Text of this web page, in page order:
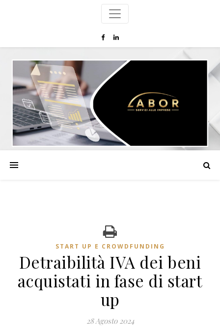
START UP E CROWDFUNDING
Detraibilità IVA dei beni
acquistati in fase di start
up
28 Agosto 2024